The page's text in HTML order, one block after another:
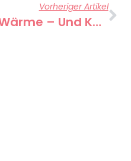
Vorheriger Artikel
Wärme – Und Kältetherapie